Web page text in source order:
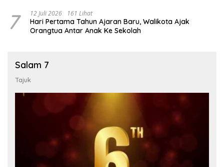
7 12 Juli 2026 161 Lihat
Hari Pertama Tahun Ajaran Baru, Walikota Ajak
Orangtua Antar Anak Ke Sekolah
Salam 7
Tajuk